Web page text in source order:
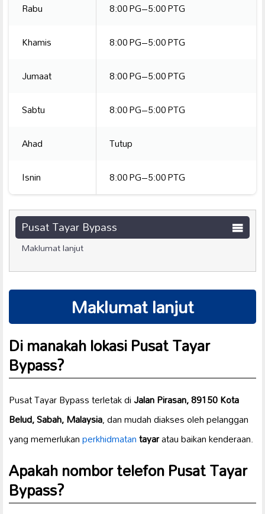
Rabu
8:00 PG–5:00 PTG
Khamis
8:00 PG–5:00 PTG
Jumaat
8:00 PG–5:00 PTG
Sabtu
8:00 PG–5:00 PTG
Ahad
Tutup
Isnin
8:00 PG–5:00 PTG
Pusat Tayar Bypass
Maklumat lanjut
Maklumat lanjut
Di manakah lokasi Pusat Tayar
Bypass?
Pusat Tayar Bypass terletak diJalan Pirasan, 89150 Kota
Belud, Sabah, Malaysia, dan mudah diakses oleh pelanggan
yang memerlukanperkhidmatantayaratau baikan kenderaan.
Apakah nombor telefon Pusat Tayar
Bypass?